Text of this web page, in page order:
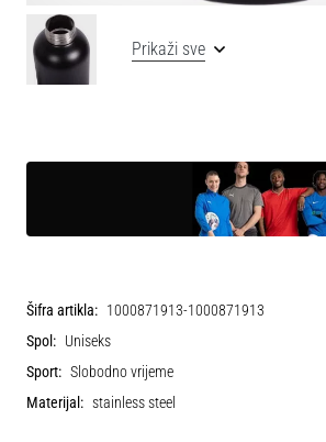
Prikaži sve
Šifra artikla: 1000871913-1000871913
Spol: Uniseks
Sport: Slobodno vrijeme
Materijal: stainless steel